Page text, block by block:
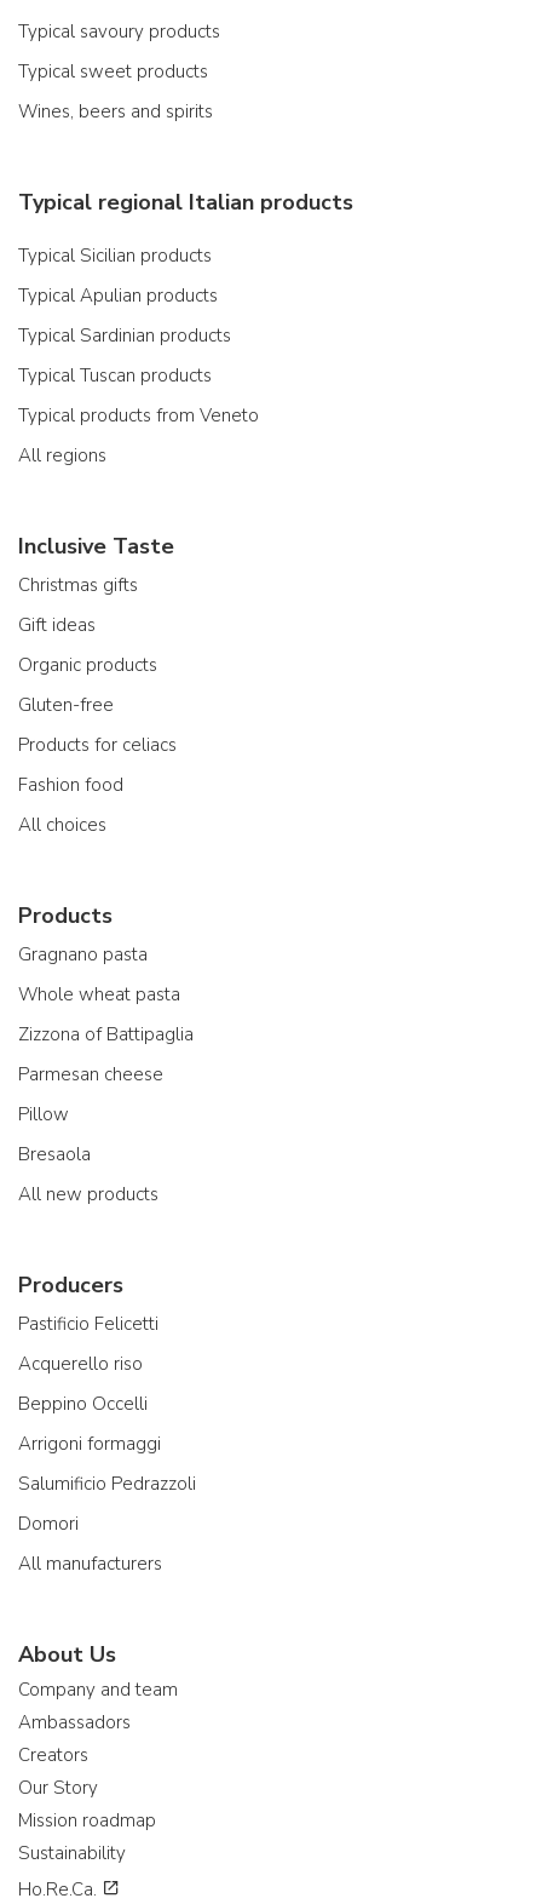
Typical savoury products
Typical sweet products
Wines, beers and spirits
Typical regional Italian products
Typical Sicilian products
Typical Apulian products
Typical Sardinian products
Typical Tuscan products
Typical products from Veneto
All regions
Inclusive Taste
Christmas gifts
Gift ideas
Organic products
Gluten-free
Products for celiacs
Fashion food
All choices
Products
Gragnano pasta
Whole wheat pasta
Zizzona of Battipaglia
Parmesan cheese
Pillow
Bresaola
All new products
Producers
Pastificio Felicetti
Acquerello riso
Beppino Occelli
Arrigoni formaggi
Salumificio Pedrazzoli
Domori
All manufacturers
About Us
Company and team
Ambassadors
Creators
Our Story
Mission roadmap
Sustainability
Ho.Re.Ca.